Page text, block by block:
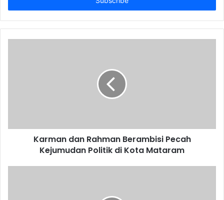
Karman dan Rahman Berambisi Pecah
Kejumudan Politik di Kota Mataram